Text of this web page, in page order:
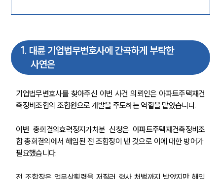
1. 대륜 기업법무변호사에 간곡하게 부탁한
사연은
기업법무변호사를 찾아주신 이번 사건 의뢰인은 아파트주택재건
축정비조합의 조합원으로 개발을 주도하는 역할을 맡았습니다.
이번 총회결의효력정지가처분 신청은 아파트주택재건축정비조
합 총회결의에서 해임된 전 조합장이 낸 것으로 이에 대한 방어가
필요했습니다.
전 조합장은 업무상횡령을 저질러 형사 처벌까지 받았지만 해임